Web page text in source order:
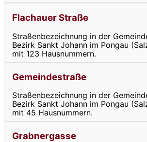
Flachauer Straße
Straßenbezeichnung in der
Bezirk Sankt Johann im Pongau
mit 123 Hausnummern.
Gemeindestraße
Straßenbezeichnung in der
Bezirk Sankt Johann im Pongau
mit 45 Hausnummern.
Grabnergasse